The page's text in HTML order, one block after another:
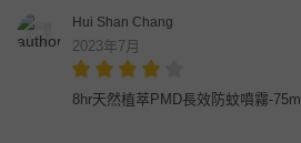
Hui Shan Chang
2023年7月
8hr天然植萃PMD長效防蚊噴霧-75ml